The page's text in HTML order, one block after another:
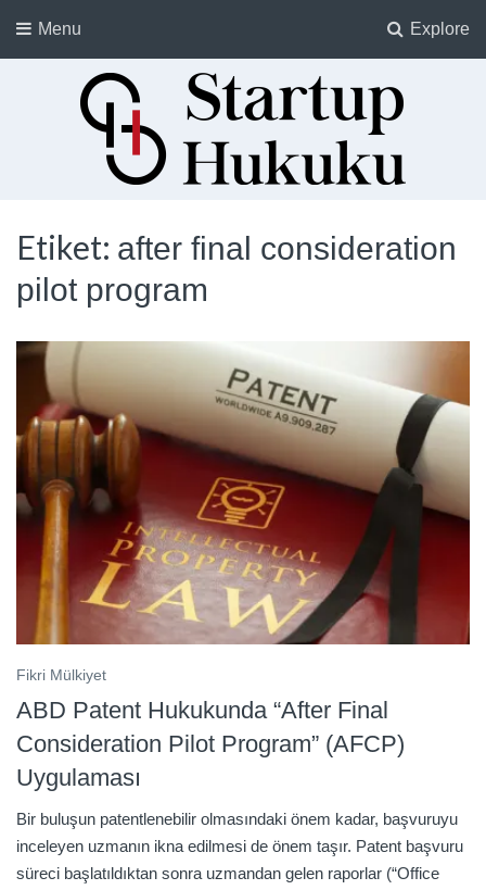
Explore
Menu
Etiket: after final consideration
pilot program
Fikri Mülkiyet
ABD Patent Hukukunda “After Final
Consideration Pilot Program” (AFCP)
Uygulaması
Bir buluşun patentlenebilir olmasındaki önem kadar, başvuruyu
inceleyen uzmanın ikna edilmesi de önem taşır. Patent başvuru
süreci başlatıldıktan sonra uzmandan gelen raporlar (“Office